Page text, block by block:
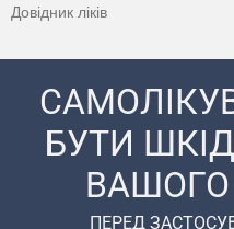
Довідник ліків
БУТИ
ВАШОГО
ПЕРЕД